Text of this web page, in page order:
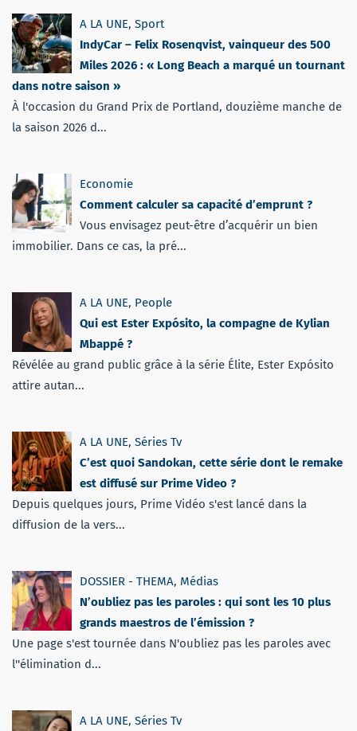
A LA UNE, Sport
IndyCar – Felix Rosenqvist, vainqueur des 500
Miles 2026 : « Long Beach a marqué un tournant
dans notre saison »
À l'occasion du Grand Prix de Portland, douzième manche de
la saison 2026 d...
Economie
Comment calculer sa capacité d’emprunt ?
Vous envisagez peut-être d’acquérir un bien
immobilier. Dans ce cas, la pré...
A LA UNE, People
Qui est Ester Expósito, la compagne de Kylian
Mbappé ?
Révélée au grand public grâce à la série Élite, Ester Expósito
attire autan...
A LA UNE, Séries Tv
C’est quoi Sandokan, cette série dont le remake
est diffusé sur Prime Video ?
Depuis quelques jours, Prime Vidéo s'est lancé dans la
diffusion de la vers...
DOSSIER - THEMA, Médias
N’oubliez pas les paroles : qui sont les 10 plus
grands maestros de l’émission ?
Une page s'est tournée dans N'oubliez pas les paroles avec
l''élimination d...
A LA UNE, Séries Tv